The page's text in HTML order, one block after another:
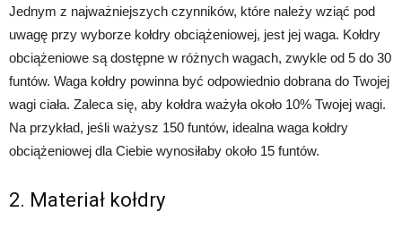
Jednym z najważniejszych czynników, które należy wziąć pod
uwagę przy wyborze kołdry obciążeniowej, jest jej waga. Kołdry
obciążeniowe są dostępne w różnych wagach, zwykle od 5 do 30
funtów. Waga kołdry powinna być odpowiednio dobrana do Twojej
wagi ciała. Zaleca się, aby kołdra ważyła około 10% Twojej wagi.
Na przykład, jeśli ważysz 150 funtów, idealna waga kołdry
obciążeniowej dla Ciebie wynosiłaby około 15 funtów.
2. Materiał kołdry